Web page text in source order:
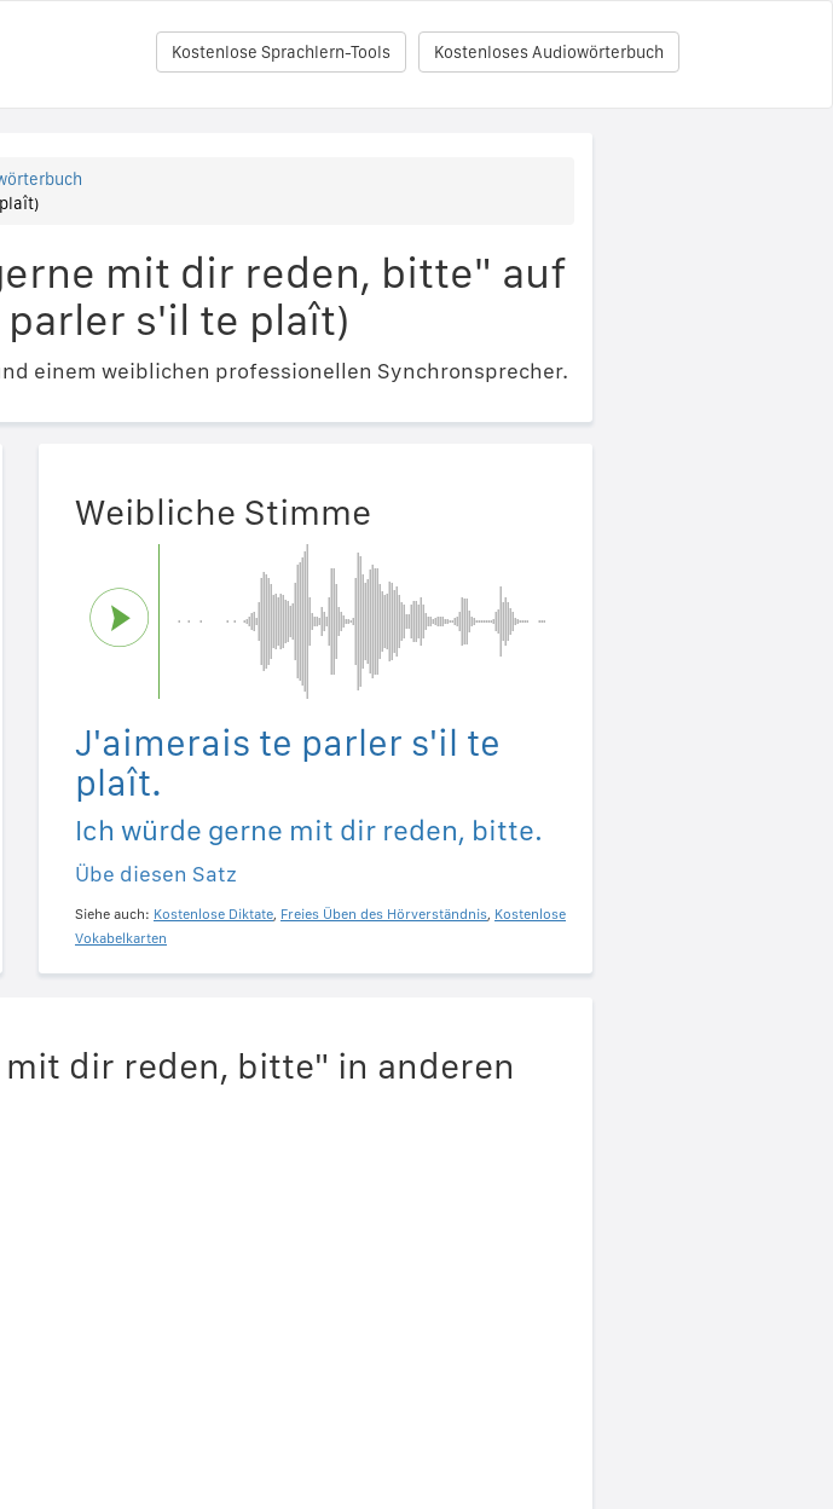
Kostenloses Audiowörterbuch
Kostenlose Sprachlern-Tools
mit dir reden, bitte" auf
s'il te plaît)
einem weiblichen professionellen Synchronsprecher.
Weibliche Stimme
J'aimerais te parler s'il te
plaît.
Ich würde gerne mit dir reden, bitte.
Übe diesen Satz
Siehe auch: Kostenlose Diktate, Freies Üben des Hörverständnis, Kostenlose
Vokabelkarten
dir reden, bitte" in anderen